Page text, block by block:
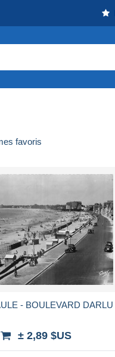
favoris
- BOULEVARD DARLU
± 2,89 $US